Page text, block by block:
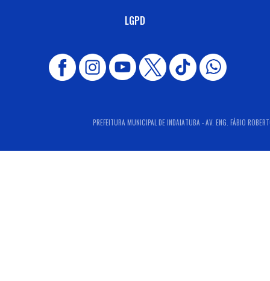
LGPD
PREFEITURA MUNICIPAL DE INDAIATUBA - AV. ENG. FÁBIO